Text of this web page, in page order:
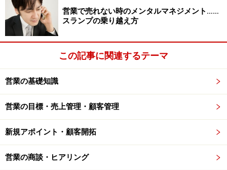
さ」とお礼状から伝わる「前向きさ」は印象的でした。
もちろんお礼葉書だけで彼の成績が成り立っているわけ
ではないでしょうが、遠方の方へも紹介を受けることが
できるというのも大変納得できました。
印象に残るというのは、言い換えれば思い出してもらい
こと。ニーズが沸き次第、ご連絡いただける可能性が高
くなりますから、商談のチャンスが広がるといえるでし
ょう。見習いたいものですね。
営業で売れない時のメンタルマネジメント……
スランプの乗り越え方
この記事に関連するテーマ
営業の基礎知識
営業の目標・売上管理・顧客管理
新規アポイント・顧客開拓
営業の商談・ヒアリング